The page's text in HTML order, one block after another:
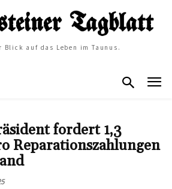
auf das Leben im Taunus.
fordert 1,3
Reparationszahlungen